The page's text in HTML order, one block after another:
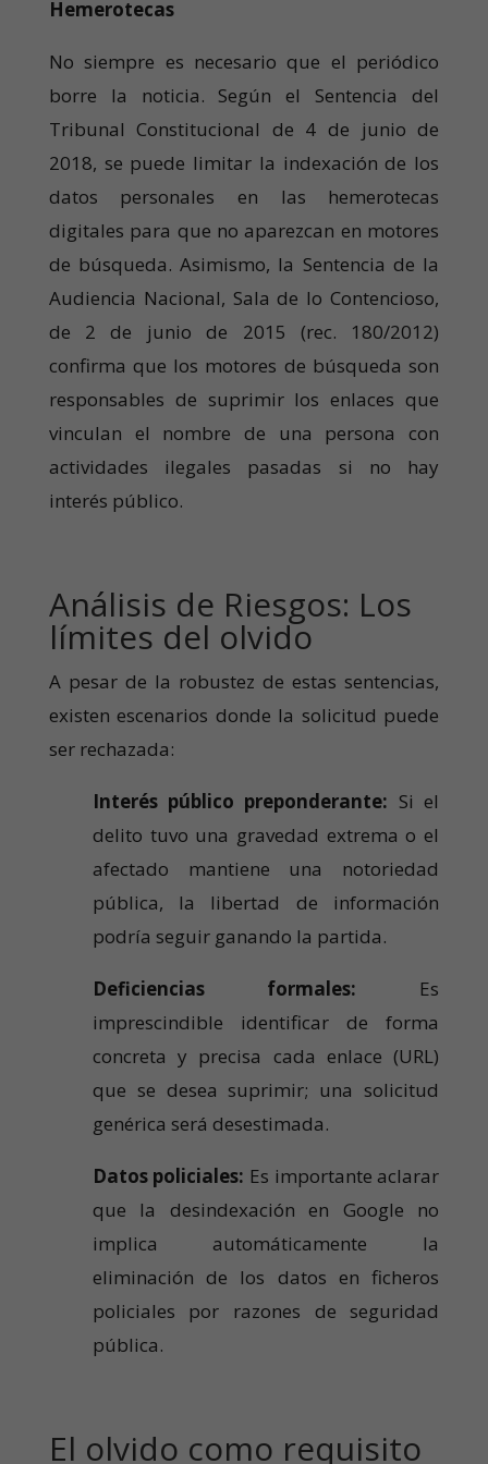
Hemerotecas
No siempre es necesario que el periódico
borre la noticia. Según el Sentencia del
Tribunal Constitucional de 4 de junio de
2018, se puede limitar la indexación de los
datos personales en las hemerotecas
digitales para que no aparezcan en motores
de búsqueda. Asimismo, la Sentencia de la
Audiencia Nacional, Sala de lo Contencioso,
de 2 de junio de 2015 (rec. 180/2012)
confirma que los motores de búsqueda son
responsables de suprimir los enlaces que
vinculan el nombre de una persona con
actividades ilegales pasadas si no hay
interés público.
Análisis de Riesgos: Los
límites del olvido
A pesar de la robustez de estas sentencias,
existen escenarios donde la solicitud puede
ser rechazada:
Interés público preponderante: Si el
delito tuvo una gravedad extrema o el
afectado mantiene una notoriedad
pública, la libertad de información
podría seguir ganando la partida.
Deficiencias formales: Es
imprescindible identificar de forma
concreta y precisa cada enlace (URL)
que se desea suprimir; una solicitud
genérica será desestimada.
Datos policiales: Es importante aclarar
que la desindexación en Google no
implica automáticamente la
eliminación de los datos en ficheros
policiales por razones de seguridad
pública.
El olvido como requisito